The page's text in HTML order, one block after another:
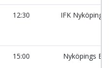
12:30 IFK
15:00 Nyköpings